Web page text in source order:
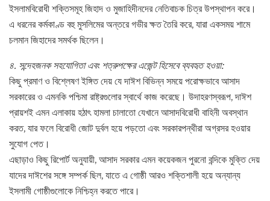
ইসলামবিরোধী শক্তিসমূহ জিহাদ ও মুজাহিদীনদের নেতিবাচক চিত্র উপস্থাপন করে।
এ ধরনের কর্মকাণ্ড বহু মুসলিমের অন্তরে গভীর ক্ষত তৈরি করে, যারা একসময় শামে
চলমান জিহাদের সমর্থক ছিলেন।
৪. সন্দেহজনক সহযোগিতা এবং শত্রুপক্ষের এজেন্ট হিসেবে ব্যবহৃত হওয়া:
কিছু প্রমাণ ও বিশ্লেষণ ইঙ্গিত দেয় যে দাঈশ বিভিন্ন সময়ে পরোক্ষভাবে আসাদ
সরকারের ও এমনকি পশ্চিমা রাষ্ট্রগুলোর স্বার্থে কাজ করেছে। উদাহরণস্বরূপ, দাঈশ
প্রায়শই এমন এলাকায় হঠাৎ হামলা চালাতো যেখানে আসাদবিরোধী বাহিনী অবস্থান
করত, যার ফলে বিরোধী জোট দুর্বল হয়ে পড়তো এবং সরকারপন্থীরা অগ্রসর হওয়ার
সুযোগ পেত।
এছাড়াও কিছু রিপোর্ট অনুযায়ী, আসাদ সরকার এমন কয়েকজন পুরনো বন্দিকে মুক্তি দেয়
যাদের দাঈশের সঙ্গে সম্পর্ক ছিল, যাতে এ গোষ্ঠী আরও শক্তিশালী হয়ে অন্যান্য
ইসলামী গোষ্ঠীগুলোকে নিশ্চিহ্ন করতে পারে।